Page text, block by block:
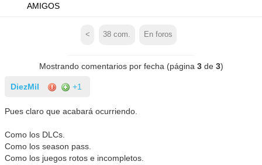
AMIGOS
< 38 com. En foros
Mostrando comentarios por fecha (página 3de 3)
DiezMil +1
Pues claro que acabará ocurriendo.
Como los DLCs.
Como los season pass.
Como los juegos rotos e incompletos.